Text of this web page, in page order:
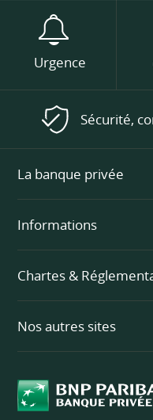
Urgence
Sécurité,
La banque privée
Informations
Chartes &
Nos autres sites